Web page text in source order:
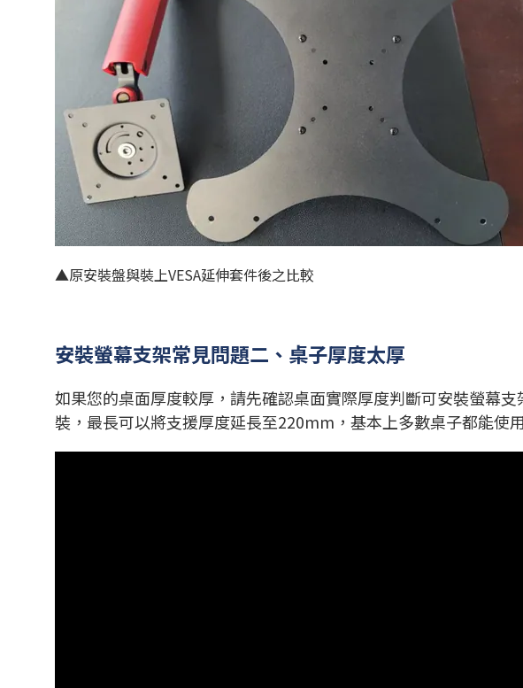
▲原安裝盤與裝上VESA延伸套件後之比較
安裝螢幕支架常見問題二、桌子厚度太厚
如果您的桌面厚度較厚，請先確認桌面實際厚度判斷可安裝螢幕
裝，最長可以將支援厚度延長至220mm，基本上多數桌子都能使